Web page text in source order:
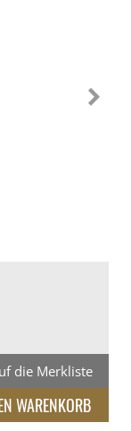
die Merkliste